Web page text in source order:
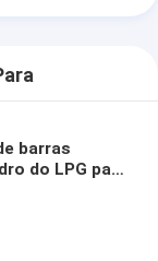
barras
do LPG para